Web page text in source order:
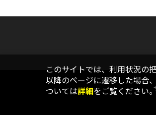
このサイトでは、利用状況の
以降のページに遷移した場合
ついては詳細をご覧ください